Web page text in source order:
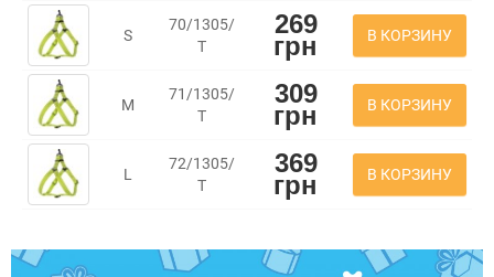
S
70/1305/
Т
269
грн В КОРЗИНУ
M
71/1305/
Т
309
грн В КОРЗИНУ
L
72/1305/
Т
369
грн В КОРЗИНУ